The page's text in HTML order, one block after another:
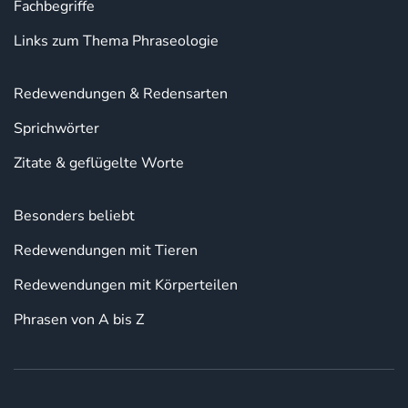
Fachbegriffe
Links zum Thema Phraseologie
Redewendungen & Redensarten
Sprichwörter
Zitate & geflügelte Worte
Besonders beliebt
Redewendungen mit Tieren
Redewendungen mit Körperteilen
Phrasen von A bis Z